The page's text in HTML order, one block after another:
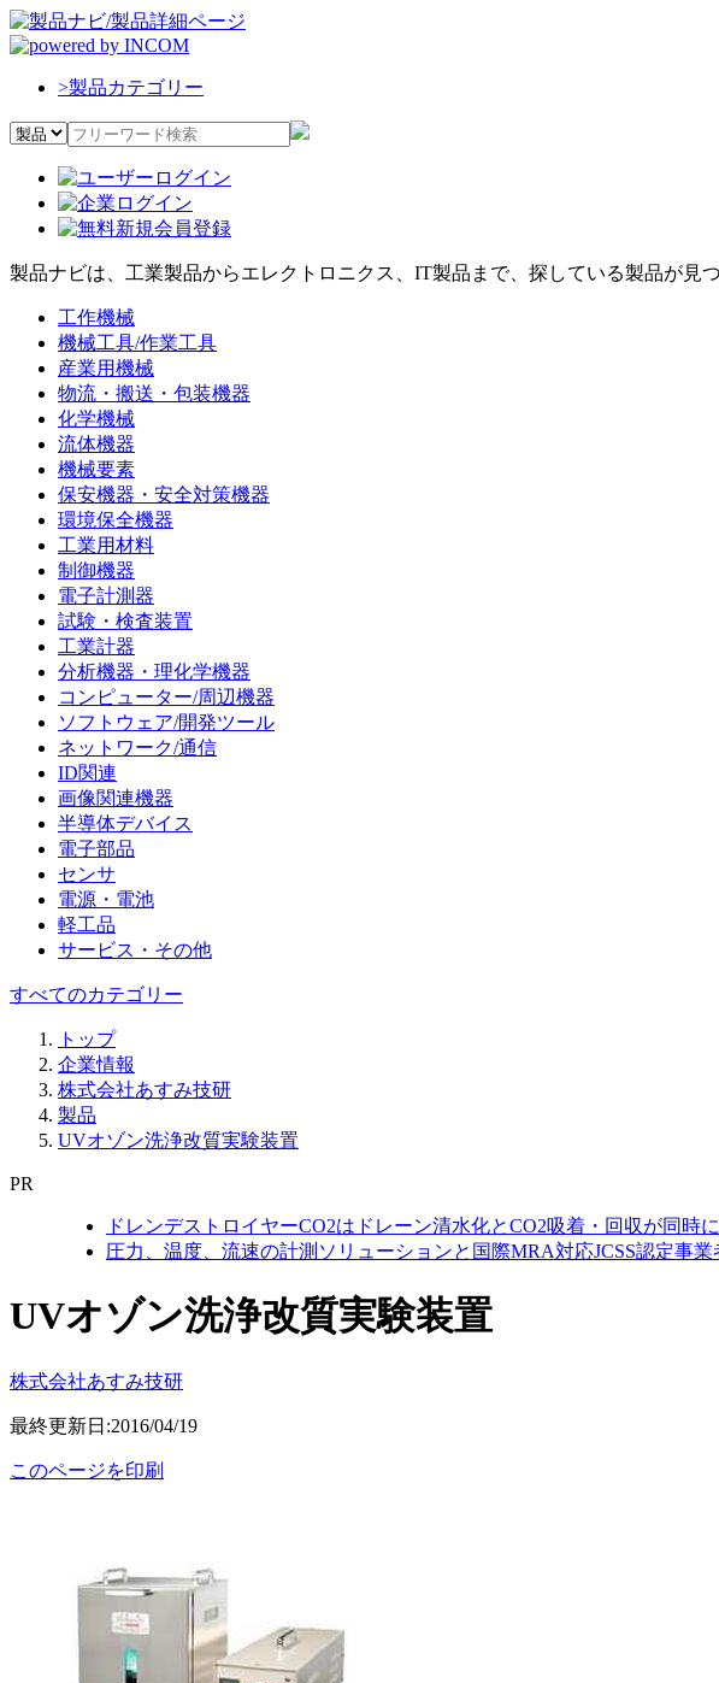
>製品カテゴリー
製品ナビは、工業製品からエレクトロニクス、IT製品まで、探している製品が見
工作機械
機械工具/作業工具
産業用機械
物流・搬送・包装機器
化学機械
流体機器
機械要素
保安機器・安全対策機器
環境保全機器
工業用材料
制御機器
電子計測器
試験・検査装置
工業計器
分析機器・理化学機器
コンピューター/周辺機器
ソフトウェア/開発ツール
ネットワーク/通信
ID関連
画像関連機器
半導体デバイス
電子部品
センサ
電源・電池
軽工品
サービス・その他
すべてのカテゴリー
トップ
企業情報
株式会社あすみ技研
製品
UVオゾン洗浄改質実験装置
PR
ドレンデストロイヤーCO2はドレーン清水化とCO2吸着・回収が同時
圧力、温度、流速の計測ソリューションと国際MRA対応JCSS認定事
UVオゾン洗浄改質実験装置
株式会社あすみ技研
最終更新日:2016/04/19
このページを印刷